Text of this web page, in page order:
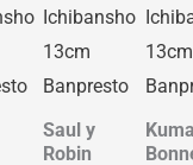
Saul y
Robin